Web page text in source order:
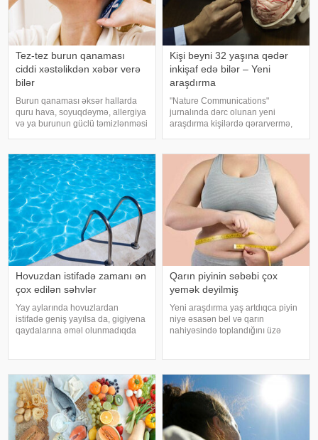
Tez-tez burun qanaması
ciddi xəstəlikdən xəbər verə
bilər
Burun qanaması əksər hallarda
quru hava, soyuqdəymə, allergiya
və ya burunun güclü təmizlənməsi
tez-tez təkrarlanır, çox olursa və
ya çətin dayanırsa, mütlə
Kişi beyni 32 yaşına qədər
inkişaf edə bilər – Yeni
araşdırma
"Nature Communications"
jurnalında dərc olunan yeni
araşdırma kişilərdə qərarvermə,
olan beyin nahiyələrinin orta
hesabla 32 yaşına qədər inkişa
Hovuzdan istifadə zamanı ən
çox edilən səhvlər
Yay aylarında hovuzlardan
istifadə geniş yayılsa da, gigiyena
qaydalarına əməl olunmadıqda
sonra duş qəbul etmək, hovuz
kənarınd
Qarın piyinin səbəbi çox
yemək deyilmiş
Yeni araşdırma yaş artdıqca piyin
niyə əsasən bel və qarın
nahiyəsində toplandığını üzə
müşahidə edir. Bu isə təkcə esteti